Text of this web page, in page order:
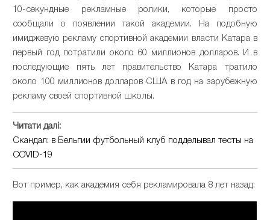
10-секундные рекламные ролики, которые просто
сообщали о появлении такой академии. На подобную
имиджевую рекламу спортивной академии власти Катара в
первый год потратили около 60 миллионов долларов. И в
последующие пять лет правительство Катара тратило
около 100 миллионов долларов США в год на зарубежную
рекламу своей спортивной школы.
Читати далі:
Скандал: в Бельгии футбольный клуб подделывал тесты на
COVID-19
Вот пример, как академия себя рекламировала 8 лет назад: